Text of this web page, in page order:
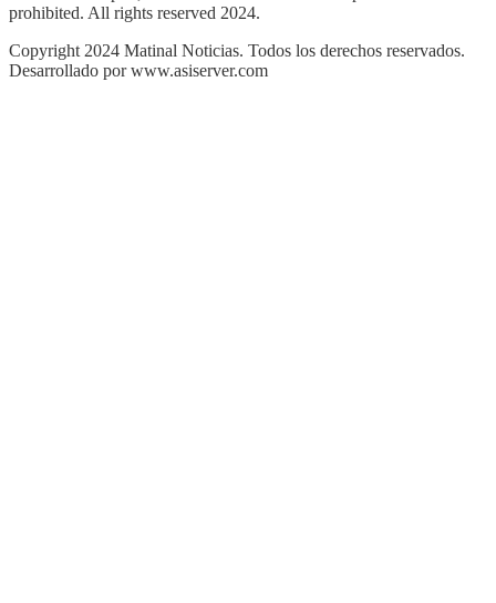
prohibited. All rights reserved 2024.
Copyright 2024 Matinal Noticias. Todos los derechos reservados.
Desarrollado por www.asiserver.com